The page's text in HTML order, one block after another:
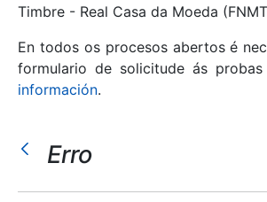
Mostrar/Ocultar
Timbre - Real Casa da Moeda
En todos os procesos abertos é
formulario de solicitude ás probas
información.
Erro